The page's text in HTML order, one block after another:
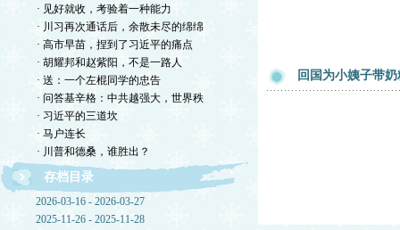
· 见好就收，考验着一种能力
· 川习再次通话后，余散未尽的绵绵
· 高市早苗，捏到了习近平的痛点
· 胡耀邦和赵紫阳，不是一路人
· 送：一个左棍同学的忠告
· 问答基辛格：中共越强大，世界秩
· 习近平的三道坎
· 马户连长
· 川普和德桑，谁胜出？
存档目录
2026-03-16 - 2026-03-27
2025-11-26 - 2025-11-28
回国为小姨子带